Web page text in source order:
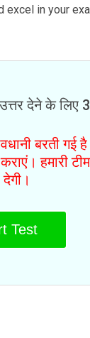
excel in your
देने के लिए
बरती गई
हमारी
Test